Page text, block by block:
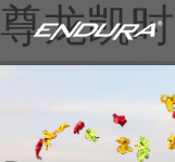
尊龙凯时